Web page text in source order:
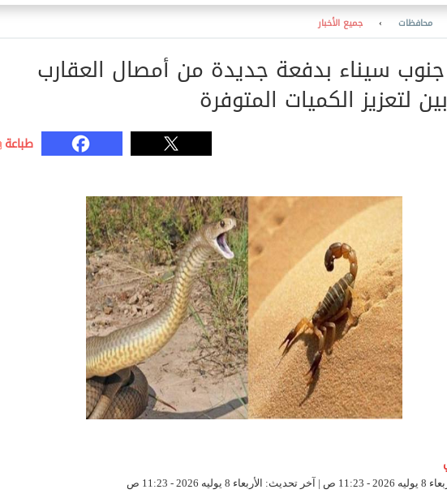
ولا مرة
محافظات › جميع الأخبار
سيناء بدفعة جديدة من أمصال العقارب
لتعزيز الكميات المتوفرة
طباعة
2026 - 11:23 ص